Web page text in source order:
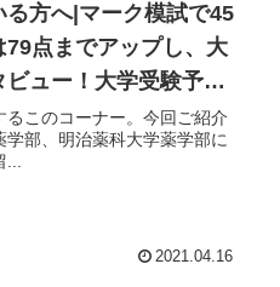
方へ|マーク模試で45
点までアップし、大
ュー！大学受験予備
このコーナー。今回ご紹介
部、明治薬科大学薬学部に
...
2021.04.16